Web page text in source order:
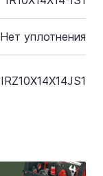
Нет уплотнения
IRZ10X14X14JS1